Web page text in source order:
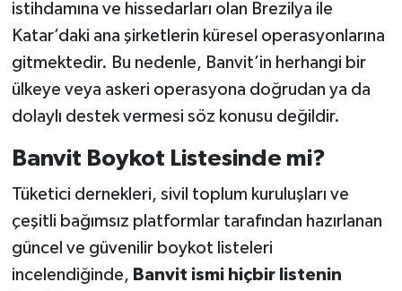
istihdamına ve hissedarları olan Brezilya ile
Katar’daki ana şirketlerin küresel operasyonlarına
gitmektedir. Bu nedenle, Banvit’in herhangi bir
ülkeye veya askeri operasyona doğrudan ya da
dolaylı destek vermesi söz konusu değildir.
Banvit Boykot Listesinde mi?
Tüketici dernekleri, sivil toplum kuruluşları ve
çeşitli bağımsız platformlar tarafından hazırlanan
güncel ve güvenilir boykot listeleri
incelendiğinde, Banvit ismi hiçbir listenin